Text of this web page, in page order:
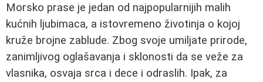
Morsko prase je jedan od najpopularnijih malih
kućnih ljubimaca, a istovremeno životinja o kojoj
kruže brojne zablude. Zbog svoje umiljate prirode,
zanimljivog oglašavanja i sklonosti da se veže za
vlasnika, osvaja srca i dece i odraslih. Ipak, za